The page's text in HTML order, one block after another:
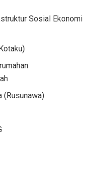
Sosial Ekonomi
(Rusunawa)